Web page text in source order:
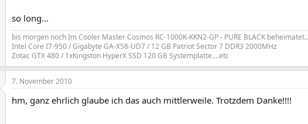
so long...
bis morgen noch Im Cooler Master Cosmos RC-1000K-KKN2-GP - PURE BLACK beheimatet..
Intel Core I7-950 / Gigabyte GA-X58-UD7 / 12 GB Patriot Sector 7 DDR3 2000MHz
Zotac GTX 480 / 1xKingston HyperX SSD 120 GB Systemplatte....etc
7. November 2010
hm, ganz ehrlich glaube ich das auch mittlerweile. Trotzdem Danke!!!!